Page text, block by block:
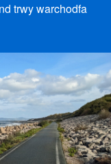
trwy warchodfa